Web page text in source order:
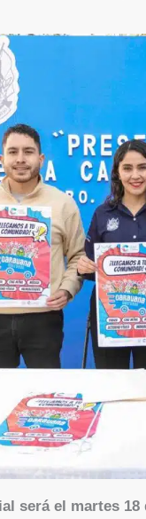
será el martes 18